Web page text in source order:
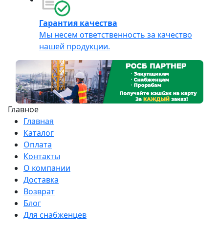
Гарантия качества
Мы несем ответственность за качество
нашей продукции.
Главное
Главная
Каталог
Оплата
Контакты
О компании
Доставка
Возврат
Блог
Для снабженцев